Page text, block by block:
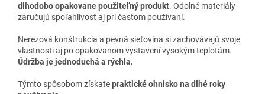
dlhodobo opakovane použiteľný produkt. Odolné materiály
zaručujú spoľahlivosť aj pri častom používaní.
Nerezová konštrukcia a pevná sieťovina si zachovávajú svoje
vlastnosti aj po opakovanom vystavení vysokým teplotám.
Údržba je jednoduchá a rýchla.
Týmto spôsobom získatepraktické ohnisko na dlhé roky